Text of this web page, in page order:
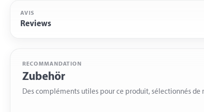
AVIS
Reviews
RECOMMANDATION
Zubehör
Des compléments utiles pour ce produit, sélectionnés de